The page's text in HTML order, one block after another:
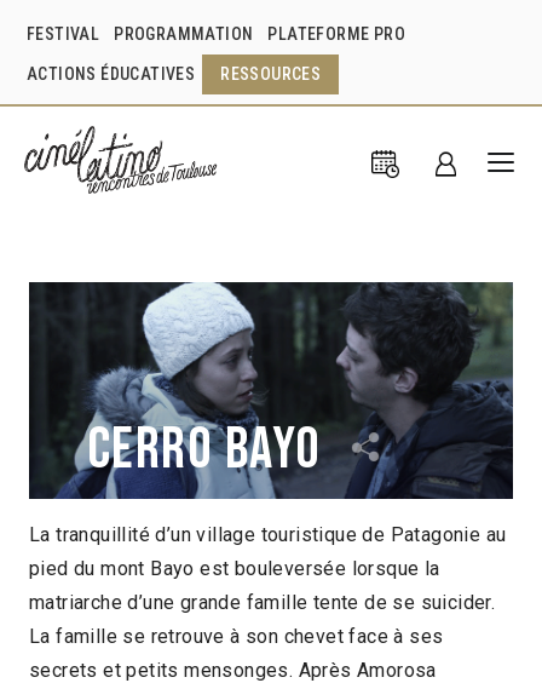
FESTIVAL PROGRAMMATION PLATEFORME PRO
ACTIONS ÉDUCATIVES RESSOURCES
Cerro Bayo
Victoria Galardi Argentine 2010
1h26
2011 > Séances spéciales : ouverture(s),
remise des prix, ARTE, GAN, …
La tranquillité d’un village touristique de Patagonie au
pied du mont Bayo est bouleversée lorsque la
matriarche d’une grande famille tente de se suicider.
La famille se retrouve à son chevet face à ses
secrets et petits mensonges. Après Amorosa